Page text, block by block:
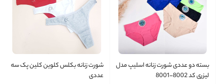
بسته دو عددی شورت زنانه اسلیپ مدل
لیزری کد 8002-8001
شورت زنانه بکلس کلوین کلین پک سه
عددی